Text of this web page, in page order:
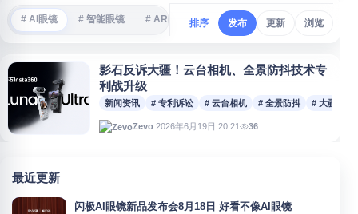
# AI眼镜 # 智能眼镜 # AR眼镜 # VR游戏 # 沉浸式体验
排序 发布 更新 浏览
影石反诉大疆！云台相机、全景防抖技术专
利战升级
新闻资讯 # 专利诉讼 # 云台相机 # 全景防抖 # 大疆
Zevo 2026年6月19日 20:21 36
最近更新
闪极AI眼镜新品发布会8月18日 好看不像AI眼镜